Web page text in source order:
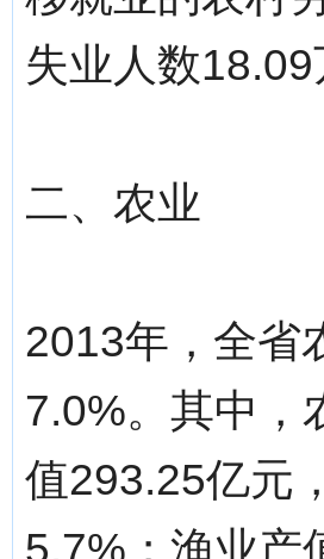
失业人数
二、农业
2013年，全省
7.0%。其中，
值293.25亿元
5.7%；渔业产